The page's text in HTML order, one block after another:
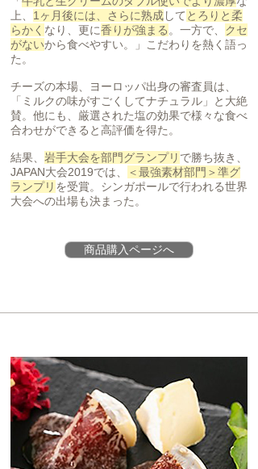
上、 1ヶ月後には、さらに熟成して とろりと柔
らかく なり、更に香りが強まる 。一方で、 クセ
がないから食べやすい。」こだわりを熱く語っ
た。
チーズの本場、ヨーロッパ出身の審査員は、
「ミルクの味がすごくしてナチュラル」と大絶
賛。他にも、厳選された塩の効果で様々な食べ
合わせができると高評価を得た。
結果、 岩手大会を部門グランプリ で勝ち抜き、
JAPAN大会2019では、
＜最強素材部門＞準グ
ランプリ を受賞。シンガポールで行われる世界
大会への出場も決まった。
商品購入ページへ